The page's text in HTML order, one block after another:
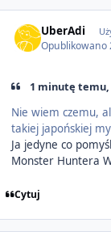
UberAdi
Opublikowano
1 minutę temu,
Nie wiem czemu,
takiej japońskiej
Ja jedyne co
Monster Huntera
Cytuj